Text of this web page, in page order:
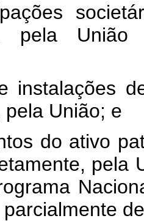
pela
instalações
União; e
do ativo
pela